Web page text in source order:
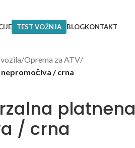
TEST VOŽNJA BLOGKONTAKT
/Oprema za ATV/
/ crna
platnena
/ crna